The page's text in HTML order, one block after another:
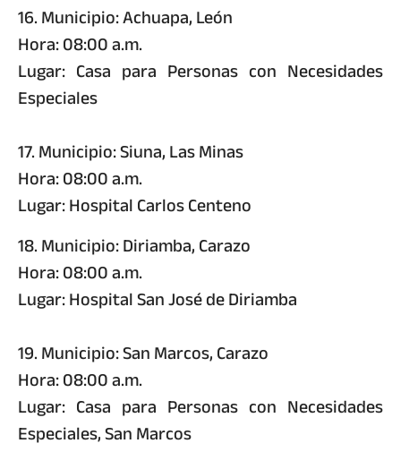
16. Municipio: Achuapa, León
Hora: 08:00 a.m.
Lugar: Casa para Personas con Necesidades
Especiales
17. Municipio: Siuna, Las Minas
Hora: 08:00 a.m.
Lugar: Hospital Carlos Centeno
18. Municipio: Diriamba, Carazo
Hora: 08:00 a.m.
Lugar: Hospital San José de Diriamba
19. Municipio: San Marcos, Carazo
Hora: 08:00 a.m.
Lugar: Casa para Personas con Necesidades
Especiales, San Marcos